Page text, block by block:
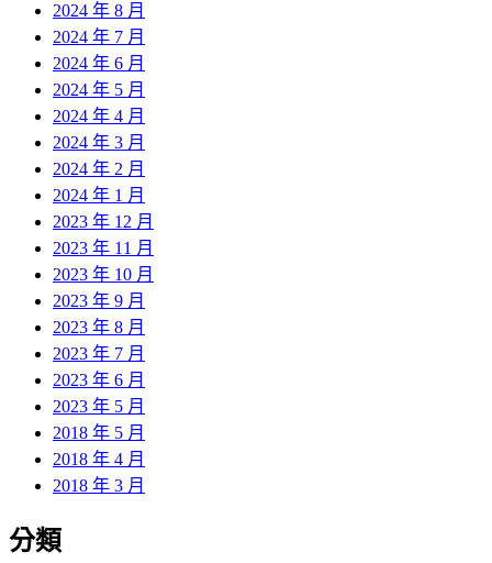
2024 年 8 月
2024 年 7 月
2024 年 6 月
2024 年 5 月
2024 年 4 月
2024 年 3 月
2024 年 2 月
2024 年 1 月
2023 年 12 月
2023 年 11 月
2023 年 10 月
2023 年 9 月
2023 年 8 月
2023 年 7 月
2023 年 6 月
2023 年 5 月
2018 年 5 月
2018 年 4 月
2018 年 3 月
分類